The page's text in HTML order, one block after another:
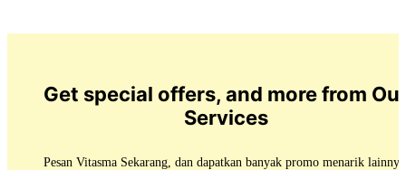
Get special offers, and more from
Services
Pesan Vitasma Sekarang, dan dapatkan banyak promo menarik